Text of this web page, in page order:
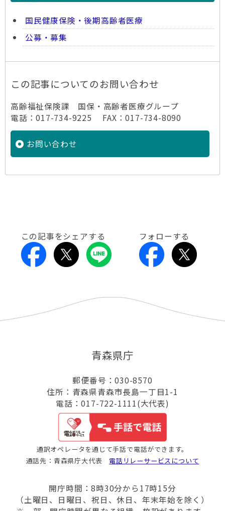
国民健康保険・後期高齢者医療
公募・募集
この記事についてのお問い合わせ
高齢福祉保険課 国保・高齢者医療グループ
電話：017-734-9225 FAX：017-734-8090
お問い合わせ
この記事をシェアする フォローする
青森県庁
郵便番号：030-8570
住所：青森県青森市長島一丁目1-1
電話：017-722-1111(大代表)
通訳オペレータを通じて手話で電話ができます。
通話先：青森県庁大代表 電話リレーサービスについて
開庁時間：8時30分から17時15分
（土曜日、日曜日、祝日、休日、年末年始を除く）